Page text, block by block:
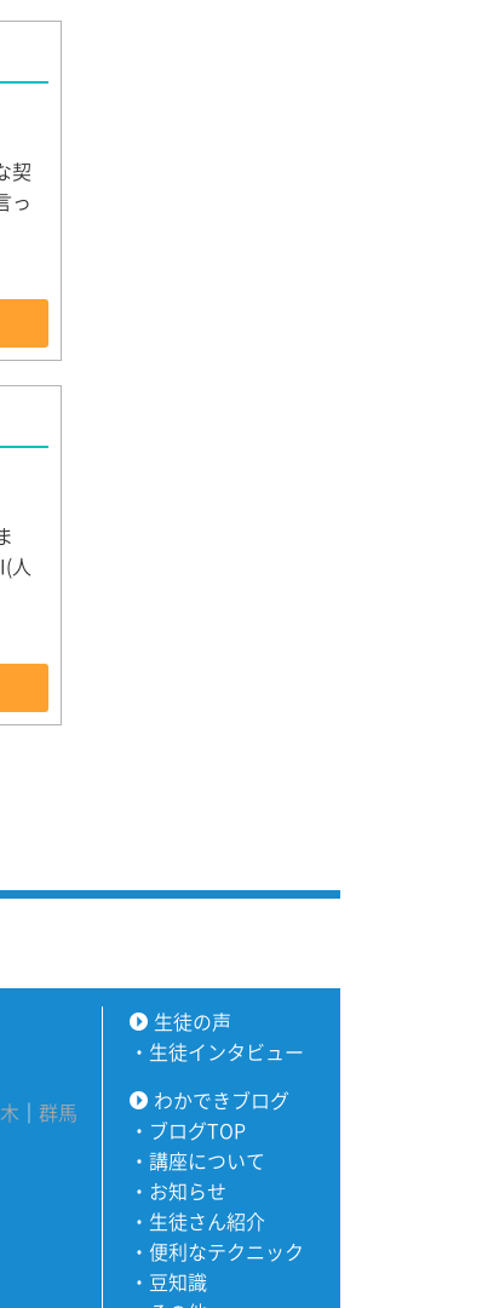
契
っ
人
｜群馬
生徒の声
・ 生徒インタビュー
わかできブログ
・ ブログTOP
・ 講座について
・ お知らせ
・ 生徒さん紹介
・ 便利なテクニック
・ 豆知識